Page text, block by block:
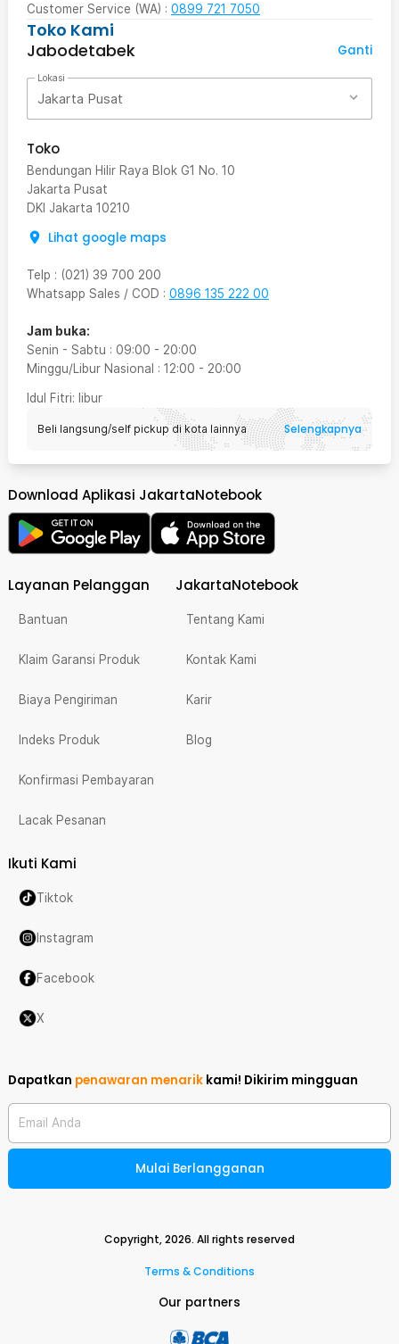
Customer Service (WA) : 0899 721 7050
Toko Kami
Jabodetabek
Ganti
Lokasi
Jakarta Pusat
Toko
Bendungan Hilir Raya Blok G1 No. 10
Jakarta Pusat
DKI Jakarta 10210
Lihat google maps
Telp : (021) 39 700 200
Whatsapp Sales / COD : 0896 135 222 00
Jam buka:
Senin - Sabtu : 09:00 - 20:00
Minggu/Libur Nasional : 12:00 - 20:00
Idul Fitri: libur
Beli langsung/self pickup di kota lainnya Selengkapnya
Download Aplikasi JakartaNotebook
Layanan Pelanggan
Bantuan
Klaim Garansi Produk
Biaya Pengiriman
Indeks Produk
Konfirmasi Pembayaran
Lacak Pesanan
JakartaNotebook
Tentang Kami
Kontak Kami
Karir
Blog
Ikuti Kami
Tiktok
Instagram
Facebook
X
Dapatkan penawaran menarik kami! Dikirim mingguan
Email Anda
Mulai Berlangganan
Copyright,2026. All rights reserved
Terms & Conditions
Our partners